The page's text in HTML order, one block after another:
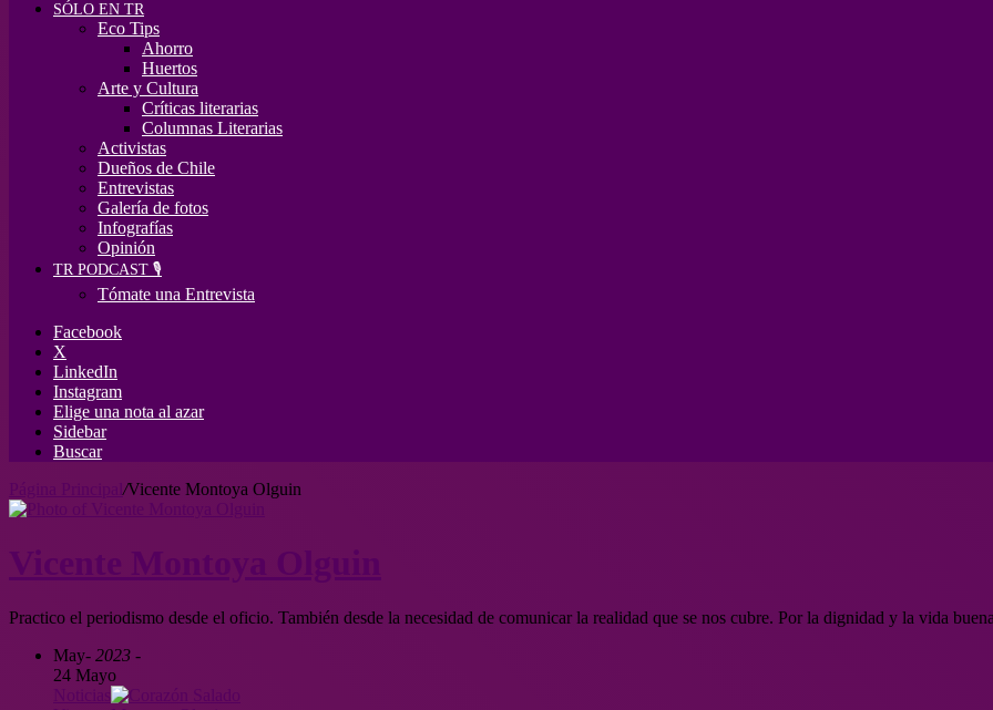
SÓLO EN TR
Eco Tips
Ahorro
Huertos
Arte y Cultura
Críticas literarias
Columnas Literarias
Activistas
Dueños de Chile
Entrevistas
Galería de fotos
Infografías
Opinión
TR PODCAST 🎙️
Tómate una Entrevista
Facebook
X
LinkedIn
Instagram
Elige una nota al azar
Sidebar
Buscar
/Vicente Montoya Olguin
Practico el periodismo desde el oficio. También desde la necesidad de comunicar la realidad que se nos cubre. Por la dignidad y la vida
May- 2023 -
24 Mayo